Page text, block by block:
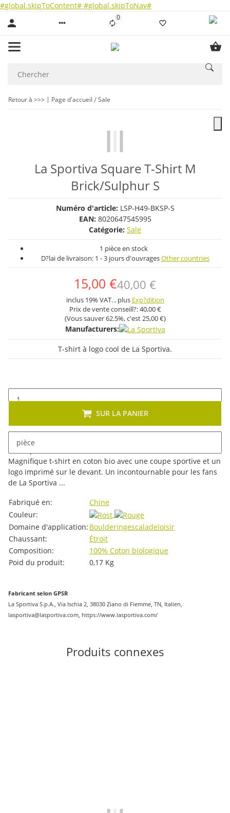
#global.skipToContent# #global.skipToNav#
0Liste ist leer
Retour à >>> Page d'accueil Sale
La Sportiva Square T-Shirt M
Brick/Sulphur S
Numéro d'article: LSP-H49-BKSP-S
EAN: 8020647545995
Catégorie: Sale
1 pièce en stock
D?lai de livraison: 1 - 3 jours d'ouvragesOther countries
15,00 €40,00 €
inclus 19% VAT. , plus Exp?dition
Prix ​​de vente conseill?:40,00 €
(Vous sauver62.5%, c'est25,00 €)
Manufacturers:
T-shirt à logo cool de La Sportiva.
pièce
SUR LA PANIER
Description
Magnifique t-shirt en coton bio avec une coupe sportive et un
logo imprimé sur le devant. Un incontournable pour les fans
de La Sportiva ...
#productDetails.itemInformation#
#productDetails.itemValue#
Fabriqué en:
Chine
Couleur:
Domaine d'application: Boulderingescaladeloisir
Chaussant:
Étroit
Composition:
100% Coton biologique
Poid du produit:
0,17 Kg
Fabricant selon GPSR
La Sportiva S.p.A., Via Ischia 2, 38030 Ziano di Fiemme, TN, Italien,
lasportiva@lasportiva.com, https://www.lasportiva.com/
Produits connexes